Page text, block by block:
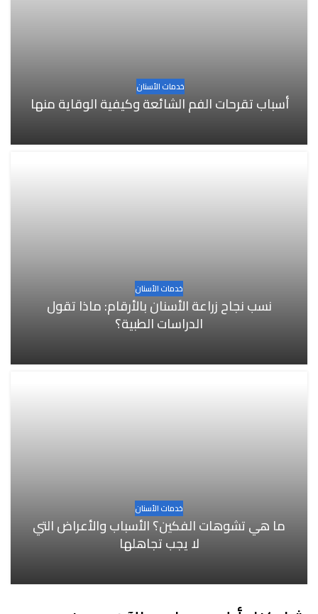
خدمات الأسنان
أسباب تقرحات الفم الشائعة وكيفية الوقاية منها
خدمات الأسنان
نسب نجاح زراعة الأسنان بالأرقام: ماذا تقول
الدراسات الطبية؟
خدمات الأسنان
ما هي تشوهات الفكين؟ الأسباب والأعراض التي
لا يجب تجاهلها